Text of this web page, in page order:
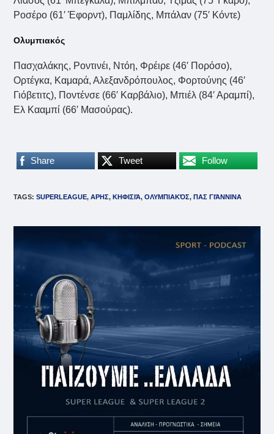
Ροσέρο (61′ Έφορντ), Παμλίδης, Μπάλαν (75′ Κόντε)
Ολυμπιακός
Πασχαλάκης, Ροντινέι, Ντόη, Φρέιρε (46′ Πορόσο),
Ορτέγκα, Καμαρά, Αλεξανδρόπουλος, Φορτούνης (46′
Γιόβετιτς), Ποντένσε (66′ Καρβάλιο), Μπιέλ (84′ Αραμπί),
Ελ Κααμπί (66′ Μασούρας).
Share Tweet Follow
TAGS:SUPERLEAGUE, ΑΡΗΣ, ΚΗΦΙΣΙΆ, ΟΛΥΜΠΙΑΚΌΣ, ΠΑΣ ΓΙΆΝΝΙΝΑ